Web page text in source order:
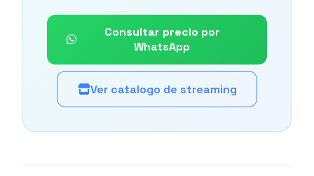
Consultar precio por
WhatsApp
Ver catalogo de streaming